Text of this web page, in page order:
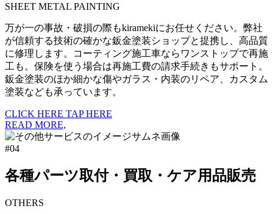
SHEET METAL PAINTING
万が一の事故・破損の際もkiramekiにお任せください。弊社
が信頼する技術の確かな鈑金塗装ショップと提携し、高品質
に修理します。コーティング施工車ならワンストップで再施
工も。保険を使う場合は再施工費の請求手続きもサポート。
鈑金塗装のほか細かな傷やガラス・内装のリペア、カスタム
塗装なども承っています。
CLICK HERE TAP HERE
READ MORE,
#04
各種パーツ取付・買取・ケア用品販売
OTHERS